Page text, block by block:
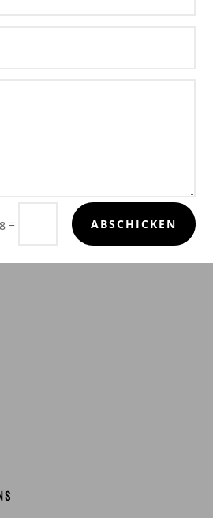
= ABSCHICKEN